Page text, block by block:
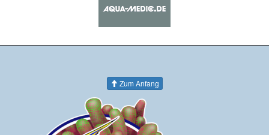
Zum Anfang